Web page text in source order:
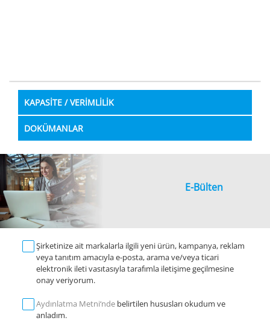
KAPASİTE / VERİMLİLİK
DOKÜMANLAR
E-Bülten
Şirketinize ait markalarla ilgili yeni ürün, kampanya, reklam
veya tanıtım amacıyla e-posta, arama ve/veya ticari
elektronik ileti vasıtasıyla tarafımla iletişime geçilmesine
onay veriyorum.
Aydınlatma Metni‘nde belirtilen hususları okudum ve
anladım.